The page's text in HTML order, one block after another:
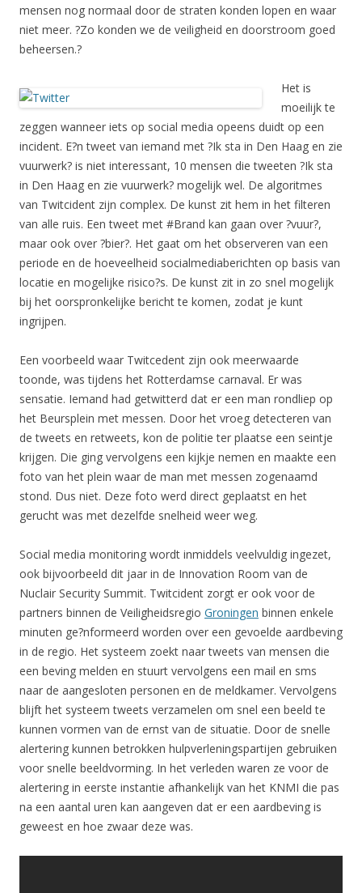
mensen nog normaal door de straten konden lopen en waar
niet meer. ?Zo konden we de veiligheid en doorstroom goed
beheersen.?
Het is
moeilijk te
zeggen wanneer iets op social media opeens duidt op een
incident. E?n tweet van iemand met ?Ik sta in Den Haag en zie
vuurwerk? is niet interessant, 10 mensen die tweeten ?Ik sta
in Den Haag en zie vuurwerk? mogelijk wel. De algoritmes
van Twitcident zijn complex. De kunst zit hem in het filteren
van alle ruis. Een tweet met #Brand kan gaan over ?vuur?,
maar ook over ?bier?. Het gaat om het observeren van een
periode en de hoeveelheid socialmediaberichten op basis van
locatie en mogelijke risico?s. De kunst zit in zo snel mogelijk
bij het oorspronkelijke bericht te komen, zodat je kunt
ingrijpen.
Een voorbeeld waar Twitcedent zijn ook meerwaarde
toonde, was tijdens het Rotterdamse carnaval. Er was
sensatie. Iemand had getwitterd dat er een man rondliep op
het Beursplein met messen. Door het vroeg detecteren van
de tweets en retweets, kon de politie ter plaatse een seintje
krijgen. Die ging vervolgens een kijkje nemen en maakte een
foto van het plein waar de man met messen zogenaamd
stond. Dus niet. Deze foto werd direct geplaatst en het
gerucht was met dezelfde snelheid weer weg.
Social media monitoring wordt inmiddels veelvuldig ingezet,
ook bijvoorbeeld dit jaar in de Innovation Room van de
Nuclair Security Summit. Twitcident zorgt er ook voor de
partners binnen de Veiligheidsregio Groningen binnen enkele
minuten ge?nformeerd worden over een gevoelde aardbeving
in de regio. Het systeem zoekt naar tweets van mensen die
een beving melden en stuurt vervolgens een mail en sms
naar de aangesloten personen en de meldkamer. Vervolgens
blijft het systeem tweets verzamelen om snel een beeld te
kunnen vormen van de ernst van de situatie. Door de snelle
alertering kunnen betrokken hulpverleningspartijen gebruiken
voor snelle beeldvorming. In het verleden waren ze voor de
alertering in eerste instantie afhankelijk van het KNMI die pas
na een aantal uren kan aangeven dat er een aardbeving is
geweest en hoe zwaar deze was.